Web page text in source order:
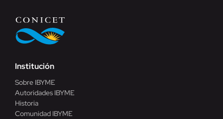
Institución
Sobre IBYME
Autoridades IBYME
Historia
Comunidad IBYME